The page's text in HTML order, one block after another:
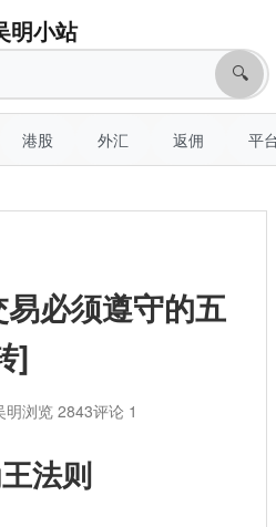
明小站
🔍
港股 外汇 返佣 平
必须遵守的五
]
明浏览 2843评论 1
法则